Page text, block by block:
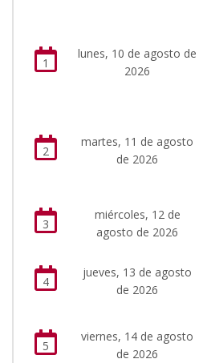
1
lunes, 10 de agosto de
2026
2
martes, 11 de agosto
de 2026
3
miércoles, 12 de
agosto de 2026
4
jueves, 13 de agosto
de 2026
5
viernes, 14 de agosto
de 2026